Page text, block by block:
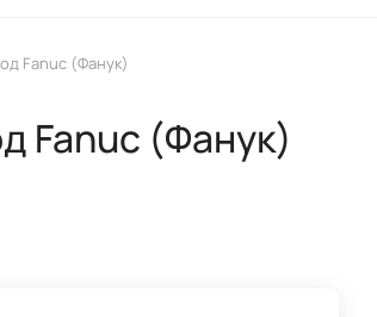
Fanuc (Фанук)
Fanuc (Фанук)